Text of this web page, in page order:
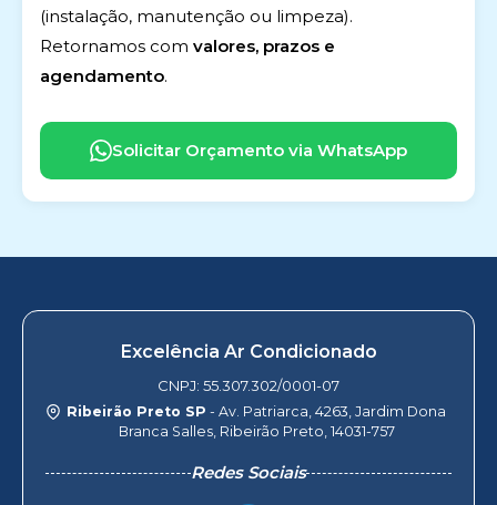
(instalação, manutenção ou limpeza).
Retornamos com valores, prazos e
agendamento.
Solicitar Orçamento via WhatsApp
Excelência Ar Condicionado
CNPJ: 55.307.302/0001-07
Ribeirão Preto SP - Av. Patriarca, 4263, Jardim Dona
Branca Salles, Ribeirão Preto, 14031-757
Redes Sociais